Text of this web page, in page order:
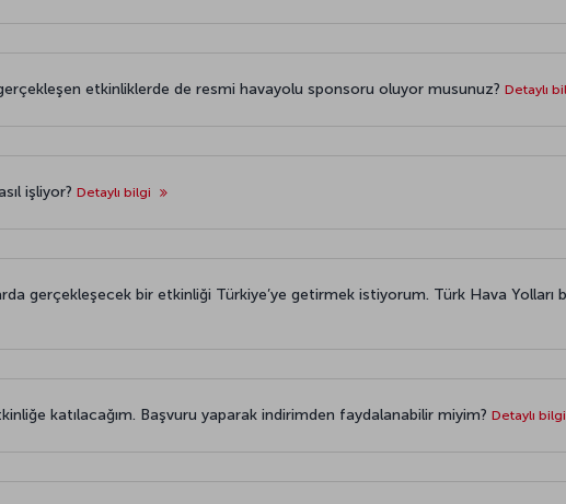
etkinliklerde de resmi havayolu sponsoru oluyor musunuz? Detaylı
işliyor? Detaylı bilgi
gerçekleşecek bir etkinliği Türkiye’ye getirmek istiyorum. Türk Hava Yolları
katılacağım. Başvuru yaparak indirimden faydalanabilir miyim? Detaylı bilgi